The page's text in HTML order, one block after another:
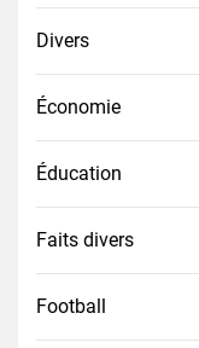
Divers
Économie
Éducation
Faits divers
Football